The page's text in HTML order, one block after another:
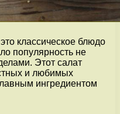
классическое блюдо
популярность не
Этот салат
и любимых
ингредиентом